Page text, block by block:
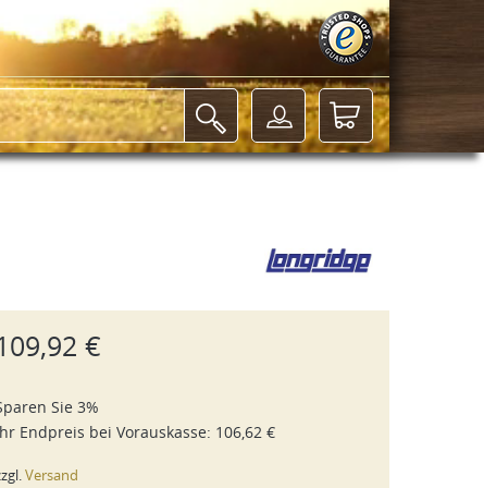
€
Sie 3%
Endpreis bei Vorauskasse: 106,62 €
Versand